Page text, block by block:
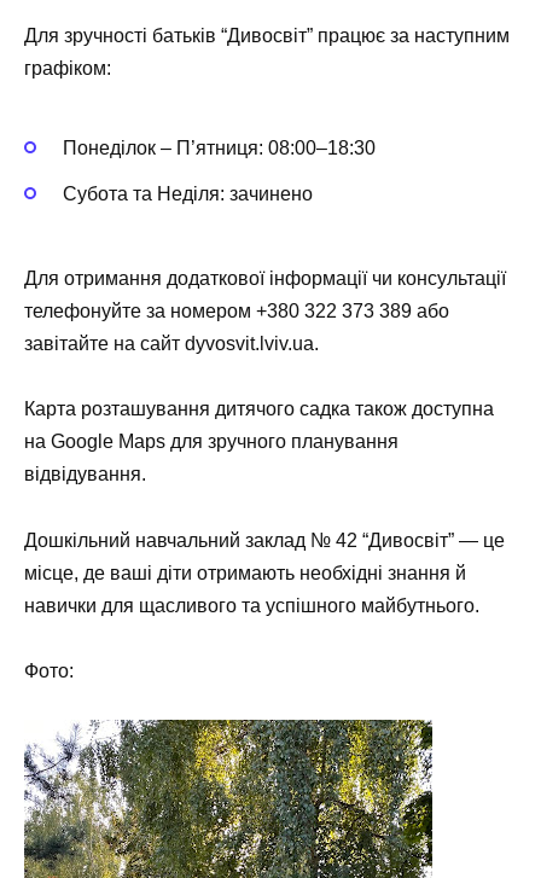
Для зручності батьків “Дивосвіт” працює за наступним
графіком:
Понеділок – П’ятниця: 08:00–18:30
Субота та Неділя: зачинено
Для отримання додаткової інформації чи консультації
телефонуйте за номером +380 322 373 389 або
завітайте на сайт dyvosvit.lviv.ua.
Карта розташування дитячого садка також доступна
на Google Maps для зручного планування
відвідування.
Дошкільний навчальний заклад № 42 “Дивосвіт” — це
місце, де ваші діти отримають необхідні знання й
навички для щасливого та успішного майбутнього.
Фото: